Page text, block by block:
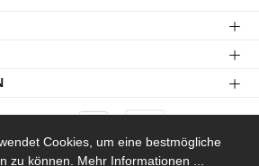
Cookies, um eine bestmögliche
zu können. Mehr Informationen ...